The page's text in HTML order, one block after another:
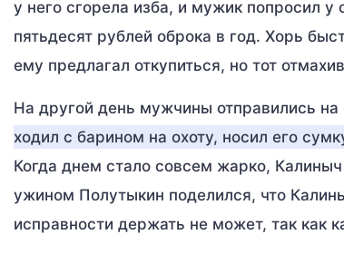
у него сгорела изба, и мужик попросил у
пятьдесят рублей оброка в год. Хорь
ему предлагал откупиться, но тот
На другой день мужчины отправились
ходил с барином на охоту, носил его
Когда днем стало совсем жарко,
ужином Полутыкин поделился, что
исправности держать не может, так как